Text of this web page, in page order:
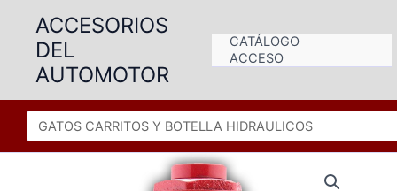
contenido
ACCESORIOS
DEL
AUTOMOTOR
CATÁLOGO
ACCESO